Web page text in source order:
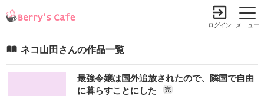
メニュー
ログイン
ネコ山田さんの作品一覧
最強令嬢は国外追放されたので、隣国で自由
に暮らすことにした
完